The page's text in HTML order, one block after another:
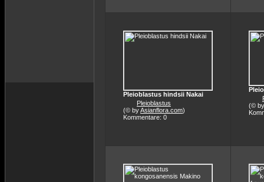
Pleioblastus hindsii Nakai
Pleioblastus
(© byAsianflora.com)
Kommentare: 0
(©